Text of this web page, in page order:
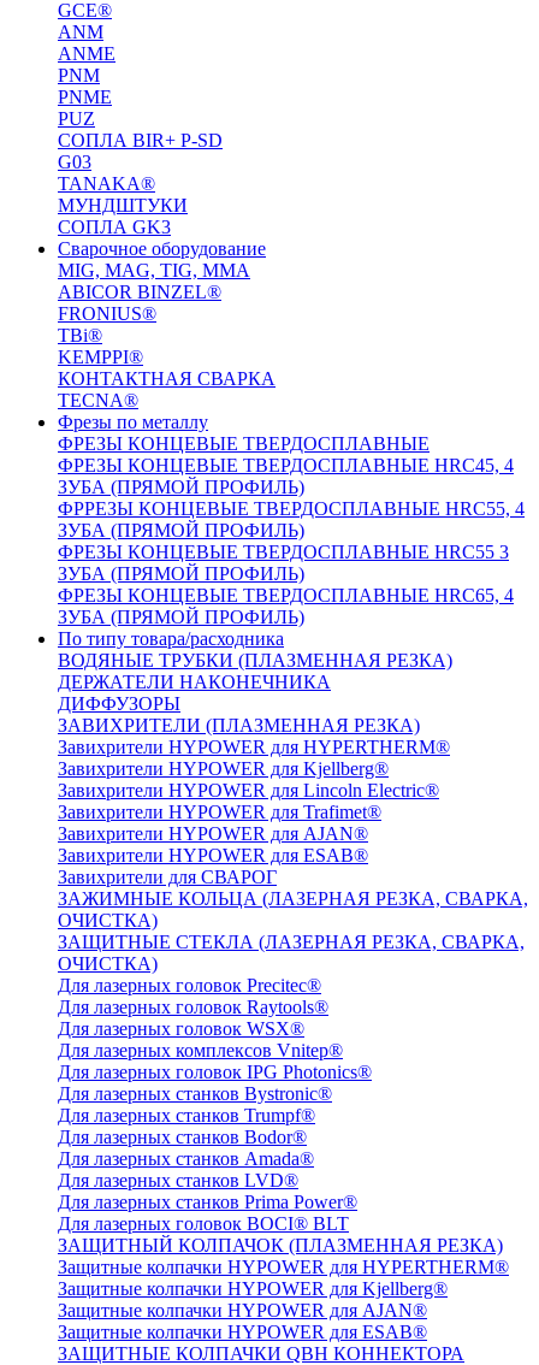
GCE®
ANM
ANME
PNM
PNME
PUZ
СОПЛА BIR+ P-SD
G03
TANAKA®
МУНДШТУКИ
СОПЛА GK3
Сварочное оборудование
MIG, MAG, TIG, MMA
ABICOR BINZEL®
FRONIUS®
TBi®
KEMPPI®
КОНТАКТНАЯ СВАРКА
TECNA®
Фрезы по металлу
ФРЕЗЫ КОНЦЕВЫЕ ТВЕРДОСПЛАВНЫЕ
ФРЕЗЫ КОНЦЕВЫЕ ТВЕРДОСПЛАВНЫЕ HRC45, 4
ЗУБА (ПРЯМОЙ ПРОФИЛЬ)
ФРРЕЗЫ КОНЦЕВЫЕ ТВЕРДОСПЛАВНЫЕ HRC55, 4
ЗУБА (ПРЯМОЙ ПРОФИЛЬ)
ФРЕЗЫ КОНЦЕВЫЕ ТВЕРДОСПЛАВНЫЕ HRC55 3
ЗУБА (ПРЯМОЙ ПРОФИЛЬ)
ФРЕЗЫ КОНЦЕВЫЕ ТВЕРДОСПЛАВНЫЕ HRC65, 4
ЗУБА (ПРЯМОЙ ПРОФИЛЬ)
По типу товара/расходника
ВОДЯНЫЕ ТРУБКИ (ПЛАЗМЕННАЯ РЕЗКА)
ДЕРЖАТЕЛИ НАКОНЕЧНИКА
ДИФФУЗОРЫ
ЗАВИХРИТЕЛИ (ПЛАЗМЕННАЯ РЕЗКА)
Завихрители HYPOWER для HYPERTHERM®
Завихрители HYPOWER для Kjellberg®
Завихрители HYPOWER для Lincoln Electric®
Завихрители HYPOWER для Trafimet®
Завихрители HYPOWER для AJAN®
Завихрители HYPOWER для ESAB®
Завихрители для СВАРОГ
ЗАЖИМНЫЕ КОЛЬЦА (ЛАЗЕРНАЯ РЕЗКА, СВАРКА,
ОЧИСТКА)
ЗАЩИТНЫЕ СТЕКЛА (ЛАЗЕРНАЯ РЕЗКА, СВАРКА,
ОЧИСТКА)
Для лазерных головок Precitec®
Для лазерных головок Raytools®
Для лазерных головок WSX®
Для лазерных комплексов Vnitep®
Для лазерных головок IPG Photonics®
Для лазерных станков Bystronic®
Для лазерных станков Trumpf®
Для лазерных станков Bodor®
Для лазерных станков Amada®
Для лазерных станков LVD®
Для лазерных станков Prima Power®
Для лазерных головок BOCI® BLT
ЗАЩИТНЫЙ КОЛПАЧОК (ПЛАЗМЕННАЯ РЕЗКА)
Защитные колпачки HYPOWER для HYPERTHERM®
Защитные колпачки HYPOWER для Kjellberg®
Защитные колпачки HYPOWER для AJAN®
Защитные колпачки HYPOWER для ESAB®
ЗАЩИТНЫЕ КОЛПАЧКИ QBH КОННЕКТОРА